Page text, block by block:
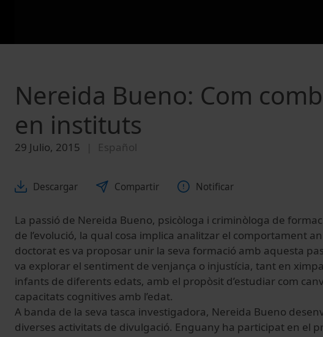
Nereida Bueno: Com
en instituts
29 Julio, 2015 Español
Descargar Compartir Notificar
La passió de Nereida Bueno, psicòloga i criminòloga de
de l’evolució, la qual cosa implica analitzar el comportament
doctorat es va proposar unir la seva formació amb aquesta
va explorar el sentiment de venjança o injustícia, tant en
infants de diferents edats, amb el propòsit d’estudiar com
capacitats cognitives amb l’edat.
A banda de la seva tasca investigadora, Nereida Bueno
diverses activitats de divulgació. Enguany ha participat en el